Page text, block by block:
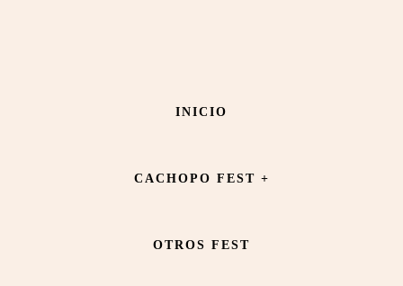
INICIO
CACHOPO FEST +
OTROS FEST
NOMADA STREET FOOD